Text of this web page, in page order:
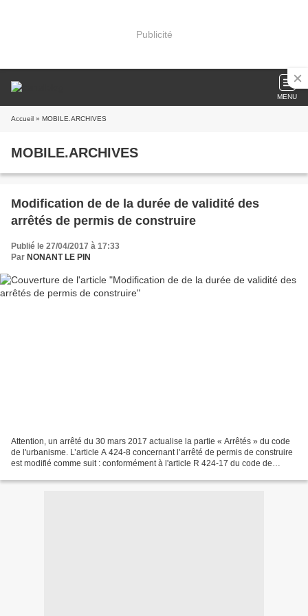
Publicité
MENU
Accueil » MOBILE.ARCHIVES
MOBILE.ARCHIVES
Modification de de la durée de validité des
arrêtés de permis de construire
Publié le 27/04/2017 à 17:33
Par NONANT LE PIN
Attention, un arrêté du 30 mars 2017 actualise la partie « Arrêtés » du code
de l'urbanisme. L’article A 424-8 concernant l’arrêté de permis de construire
est modifié comme suit : conformément à l'article R 424-17 du code de